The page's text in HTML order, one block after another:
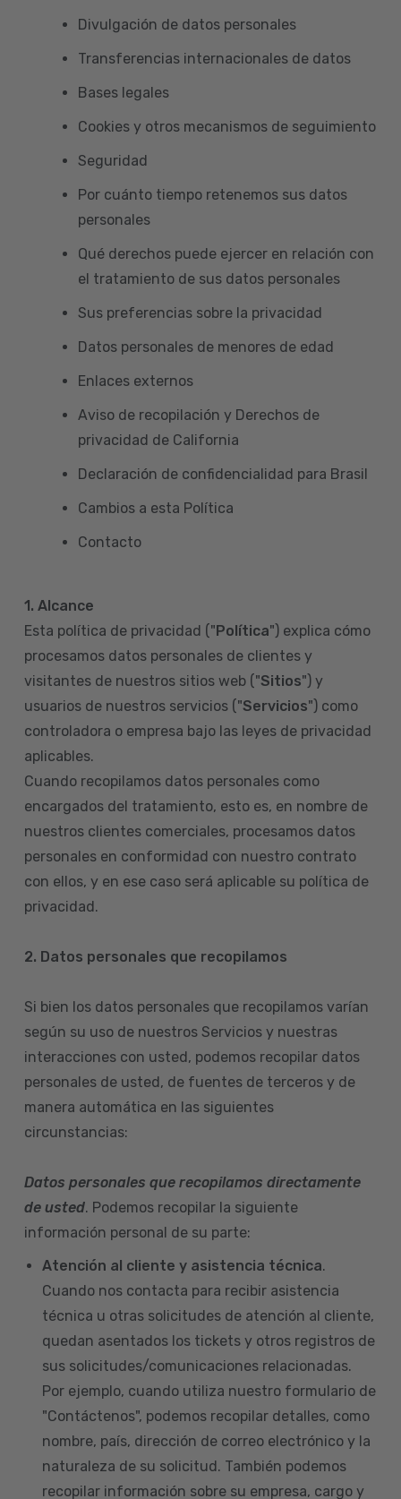
Divulgación de datos personales
Transferencias internacionales de datos
Bases legales
Cookies y otros mecanismos de seguimiento
Seguridad
Por cuánto tiempo retenemos sus datos
personales
Qué derechos puede ejercer en relación con
el tratamiento de sus datos personales
Sus preferencias sobre la privacidad
Datos personales de menores de edad
Enlaces externos
Aviso de recopilación y Derechos de
privacidad de California
Declaración de confidencialidad para Brasil
Cambios a esta Política
Contacto
1. Alcance
Esta política de privacidad ("Política") explica cómo
procesamos datos personales de clientes y
visitantes de nuestros sitios web ("Sitios") y
usuarios de nuestros servicios ("Servicios") como
controladora o empresa bajo las leyes de privacidad
aplicables.
Cuando recopilamos datos personales como
encargados del tratamiento, esto es, en nombre de
nuestros clientes comerciales, procesamos datos
personales en conformidad con nuestro contrato
con ellos, y en ese caso será aplicable su política de
privacidad.
2. Datos personales que recopilamos
Si bien los datos personales que recopilamos varían
según su uso de nuestros Servicios y nuestras
interacciones con usted, podemos recopilar datos
personales de usted, de fuentes de terceros y de
manera automática en las siguientes
circunstancias:
Datos personales que recopilamos directamente
de usted. Podemos recopilar la siguiente
información personal de su parte:
Atención al cliente y asistencia técnica.
Cuando nos contacta para recibir asistencia
técnica u otras solicitudes de atención al cliente,
quedan asentados los tickets y otros registros de
sus solicitudes/comunicaciones relacionadas.
Por ejemplo, cuando utiliza nuestro formulario de
"Contáctenos", podemos recopilar detalles, como
nombre, país, dirección de correo electrónico y la
naturaleza de su solicitud. También podemos
recopilar información sobre su empresa, cargo y